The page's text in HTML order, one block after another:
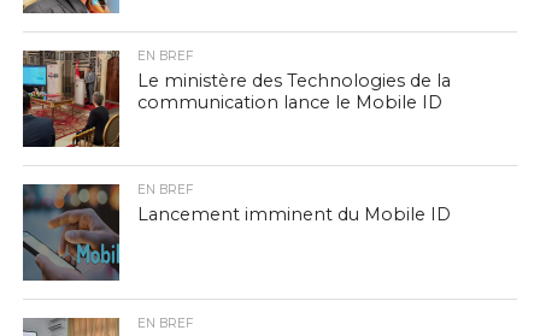
EN BREF
Le ministère des Technologies de la
communication lance le Mobile ID
EN BREF
Lancement imminent du Mobile ID
EN BREF